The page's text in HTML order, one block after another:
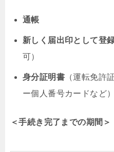
通帳
新しく届出印として登
可）
身分証明書 （運転免許
ー個人番号カードなど）
＜手続き完了までの期間＞